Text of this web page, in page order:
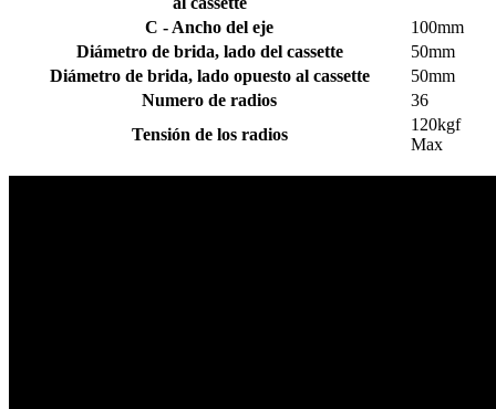
C - Ancho del eje
100mm
Diámetro de brida, lado del cassette
50mm
Diámetro de brida, lado opuesto al cassette
50mm
Numero de radios
36
Tensión de los radios
120kgf
Max